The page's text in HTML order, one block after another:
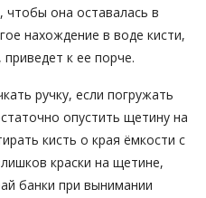
чтобы она оставалась в
нахождение в воде кисти,
к ее порче.
ручку, если погружать
опустить щетину на
кисть о края ёмкости с
краски на щетине,
банки при вынимании